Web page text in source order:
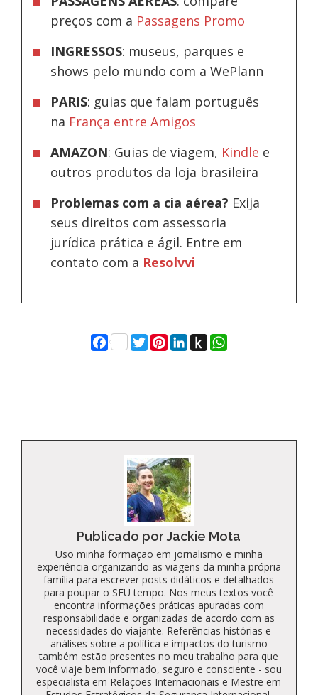
preços com a Passagens Promo
INGRESSOS: museus, parques e
shows pelo mundo com a WePlann
PARIS: guias que falam português
na França entre Amigos
AMAZON: Guias de viagem, Kindle e
outros produtos da loja brasileira
Problemas com a cia aérea? Exija
seus direitos com assessoria
jurídica prática e ágil. Entre em
contato com a Resolvvi
Facebook
Twitter
Pinterest
LinkedIn
Push
to
WhatsApp
Publicado por Jackie Mota
Uso minha formação em jornalismo e minha
experiência organizando as viagens da minha própria
família para escrever posts didáticos e detalhados
para poupar o SEU tempo. Nos meus textos você
encontra informações práticas apuradas com
responsabilidade e organizadas de acordo com as
necessidades do viajante. Referências histórias e
análises sobre a política e impactos do turismo
também estão presentes no meu trabalho para que
você viaje bem informado, seguro e consciente - sou
especialista em Relações Internacionais e Mestre em